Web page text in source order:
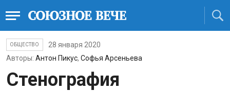
ОБЩЕСТВО
28 января 2020
Авторы: Антон Пикус, Софья Арсеньева
Стенография